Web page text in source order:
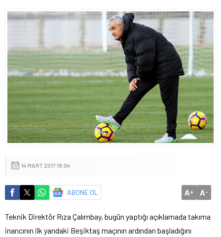
14 MART 2017 19:04
ABONE OL A+ A-
Teknik Direktör Rıza Çalımbay, bugün yaptığı açıklamada takıma
inancının ilk yarıdaki Beşiktaş maçının ardından başladığını